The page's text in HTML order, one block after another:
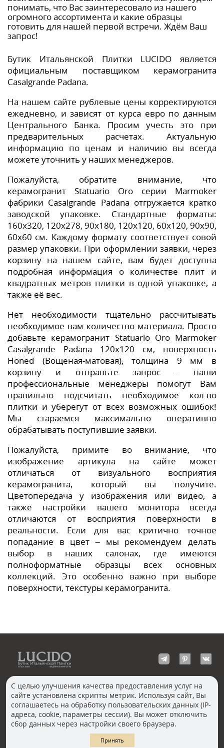
понимать, что Вас заинтересовало из нашего
огромного ассортимента и какие образцы
готовить для нашей первой встречи. Ждём Ваш
запрос!
Бутик Итальянской Плитки LUCIDO является
официальным поставщиком керамогранита
Casalgrande Padana.
На нашем сайте рублевые цены корректируются
ежедневно, и зависят от курса евро по данным
Центрального Банка. Просим учесть это при
предварительных расчетах. Актуальную
информацию по ценам и наличию вы всегда
можете уточнить у наших менеджеров.
Пожалуйста, обратите внимание, что
керамогранит Statuario Oro серии Marmoker
фабрики Casalgrande Padana отгружается кратко
заводской упаковке. Стандартные форматы:
160x320, 120x278, 90x180, 120x120, 60x120, 90x90,
60x60 см. Каждому формату соответствует совой
размер упаковки. При оформлении заявки, через
корзину на нашем сайте, вам будет доступна
подробная информация о количестве плит и
квадратных метров плитки в одной упаковке, а
также её вес.
Нет необходимости тщательно рассчитывать
необходимое вам количество материала. Просто
добавьте керамогранит Statuario Oro Marmoker
Casalgrande Padana 120x120 см, поверхность
Honed (Вощеная-матовая), толщина 9 мм в
корзину и отправьте запрос – наши
профессиональные менеджеры помогут Вам
правильно подсчитать необходимое кол-во
плитки и уберегут от всех возможных ошибок!
Мы стараемся максимально оперативно
обрабатывать поступившие заявки.
Пожалуйста, примите во внимание, что
изображение артикула на сайте может
отличаться от визуального восприятия
керамогранита, который вы получите.
Цветопередача у изображения или видео, а
также настройки вашего монитора всегда
отличаются от восприятия поверхности в
реальности. Если для вас критично точное
попадание в цвет – мы рекомендуем делать
выбор в наших салонах, где имеются
полноформатные образцы всех основных
коллекций. Это особенно важно при выборе
поверхности, текстуры керамогранита.
КОНТАКТЫ
Москва, Пречистенка
Волгоград
Екатеринбург
Казань
Новосибирск
Санкт-Петербург
С целью улучшения качества предоставления услуг на
сайте установлена скрипты метрик. Используя сайт, Вы
соглашаетесь на обработку пользовательских данных (IP-
адреса, cookie, параметры сессии). Вы может отключить
сбор данных через настройки своего браузера.
Принять